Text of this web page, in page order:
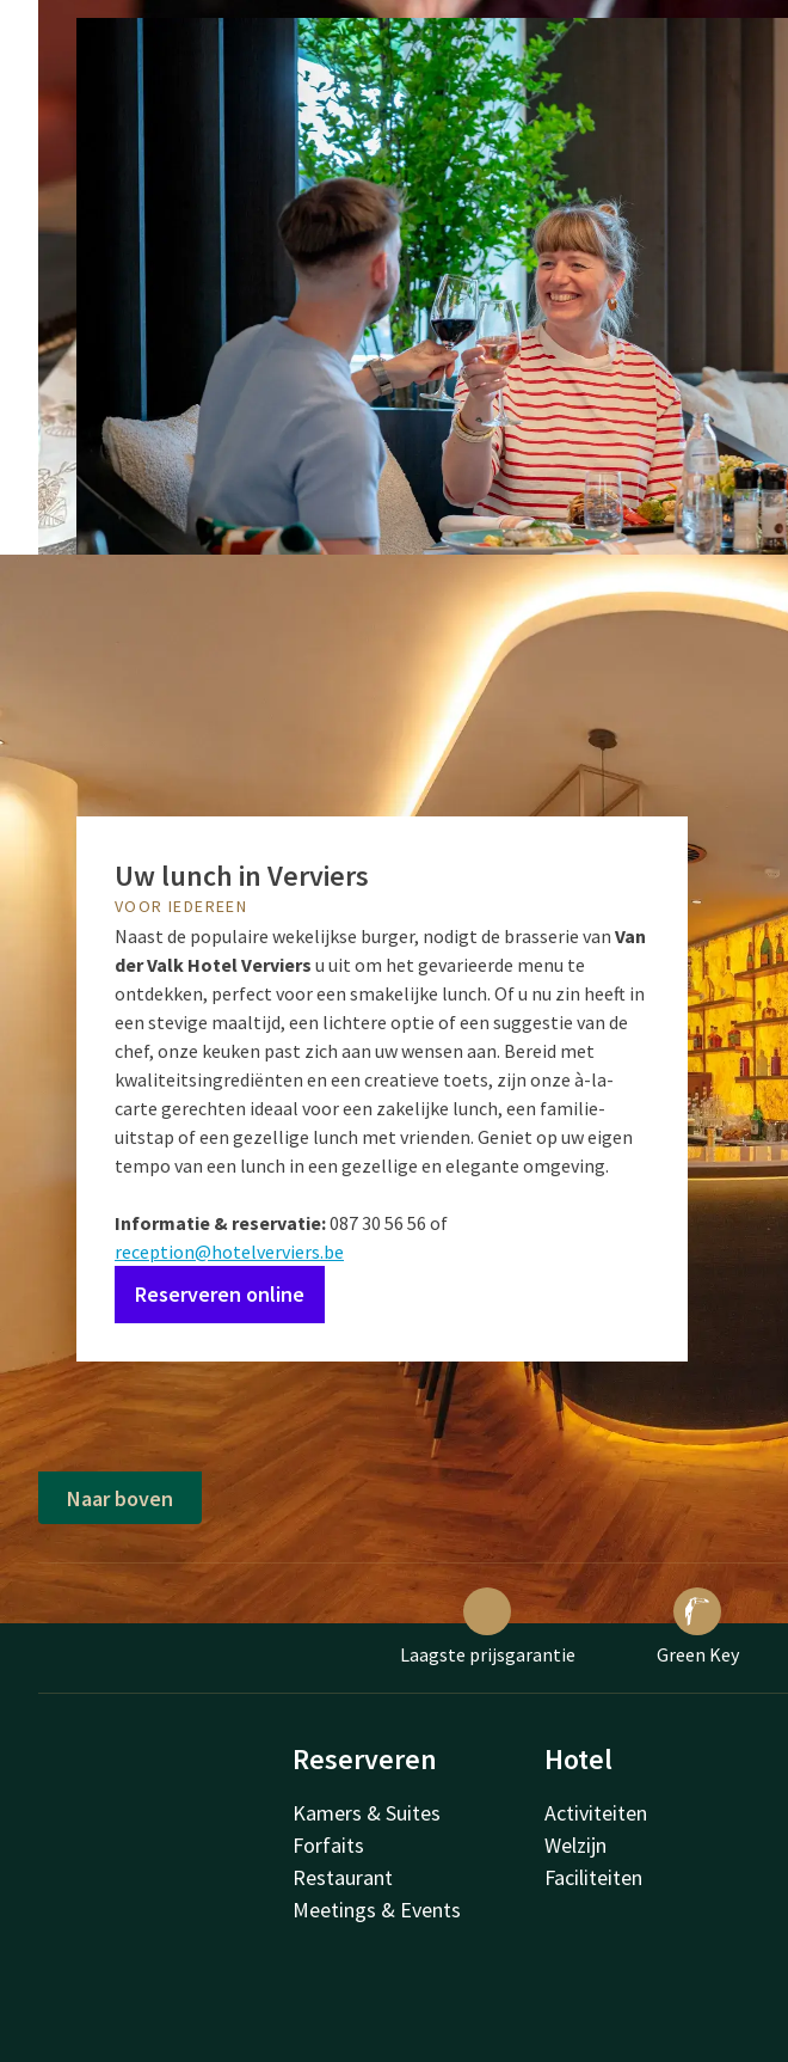
Uw lunch in Verviers
VOOR IEDEREEN
Naast de populaire wekelijkse burger, nodigt de brasserie van Van
der Valk Hotel Verviers u uit om het gevarieerde menu te
ontdekken, perfect voor een smakelijke lunch. Of u nu zin heeft in
een stevige maaltijd, een lichtere optie of een suggestie van de
chef, onze keuken past zich aan uw wensen aan. Bereid met
kwaliteitsingrediënten en een creatieve toets, zijn onze à-la-
carte gerechten ideaal voor een zakelijke lunch, een familie-
uitstap of een gezellige lunch met vrienden. Geniet op uw eigen
tempo van een lunch in een gezellige en elegante omgeving.
Informatie & reservatie:087 30 56 56 of
reception@hotelverviers.be
Reserveren online
Naar boven
Laagste prijsgarantie Green Key
Reserveren
Kamers & Suites
Forfaits
Restaurant
Meetings & Events
Hotel
Activiteiten
Welzijn
Faciliteiten